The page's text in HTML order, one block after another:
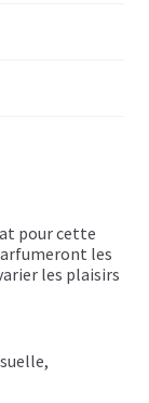
pour cette
les
les plaisirs